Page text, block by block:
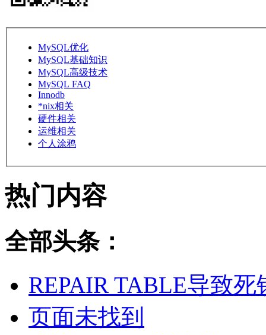
MySQL优化
MySQL基础知识
MySQL高级技术
MySQL FAQ
Innodb
*nix相关
硬件相关
运维相关
个人涂鸦
热门内容
全部头条：
REPAIR TABLE导致死
页面未找到